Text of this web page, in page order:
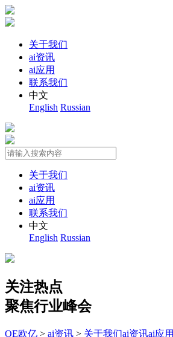
关于我们
ai资讯
ai应用
联系我们
中文
English Russian
关于我们
ai资讯
ai应用
联系我们
中文
English Russian
关注热点
聚焦行业峰会
OE欧亿 > ai资讯 > 关于我们ai资讯ai应用